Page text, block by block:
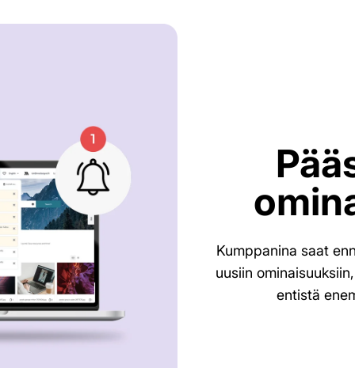
Kumppanina saat
uusiin
entistä